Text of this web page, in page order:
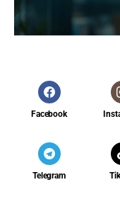
Facebook
Telegram